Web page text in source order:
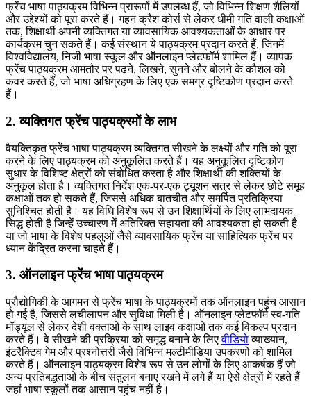
फ्रेंच भाषा पाठ्यक्रम विभिन्न प्रारूपों में उपलब्ध हैं, जो विभिन्न शिक्षण शैलियों
और उद्देश्यों को पूरा करते हैं। गहन क्रैश कोर्स से लेकर धीमी गति वाली कक्षाओं
तक, शिक्षार्थी अपनी व्यक्तिगत या व्यावसायिक आवश्यकताओं के आधार पर
कार्यक्रम चुन सकते हैं। कई संस्थान ये पाठ्यक्रम प्रदान करते हैं, जिनमें
विश्वविद्यालय, निजी भाषा स्कूल और ऑनलाइन प्लेटफॉर्म शामिल हैं। व्यापक
फ्रेंच पाठ्यक्रम आमतौर पर पढ़ने, लिखने, सुनने और बोलने के कौशल को
कवर करते हैं, जो भाषा अधिग्रहण के लिए एक समग्र दृष्टिकोण प्रदान करते
हैं।
2. व्यक्तिगत फ्रेंच पाठ्यक्रमों के लाभ
वैयक्तिकृत फ्रेंच भाषा पाठ्यक्रम व्यक्तिगत सीखने के लक्ष्यों और गति को पूरा
करने के लिए पाठ्यक्रम को अनुकूलित करते हैं। यह अनुकूलित दृष्टिकोण
सुधार के विशिष्ट क्षेत्रों को संबोधित करता है और शिक्षार्थी की शक्तियों के
अनुकूल होता है। व्यक्तिगत निर्देश एक-पर-एक ट्यूशन सत्र से लेकर छोटे समूह
कक्षाओं तक हो सकते हैं, जिससे अधिक बातचीत और समर्पित प्रतिक्रिया
सुनिश्चित होती है। यह विधि विशेष रूप से उन शिक्षार्थियों के लिए लाभदायक
सिद्ध होती है जिन्हें उच्चारण में अतिरिक्त सहायता की आवश्यकता हो सकती है
या जो भाषा के विशेष पहलुओं जैसे व्यावसायिक फ्रेंच या साहित्यिक फ्रेंच पर
ध्यान केंद्रित करना चाहते हैं।
3. ऑनलाइन फ्रेंच भाषा पाठ्यक्रम
प्रौद्योगिकी के आगमन से फ्रेंच भाषा के पाठ्यक्रमों तक ऑनलाइन पहुंच आसान
हो गई है, जिससे लचीलापन और सुविधा मिली है। ऑनलाइन प्लेटफॉर्म स्व-गति
मॉड्यूल से लेकर देशी वक्ताओं के साथ लाइव कक्षाओं तक कई विकल्प प्रदान
करते हैं। वे सीखने की प्रक्रिया को समृद्ध बनाने के लिएवीडियोव्याख्यान,
इंटरैक्टिव गेम और प्रश्नोत्तरी जैसे विभिन्न मल्टीमीडिया उपकरणों को शामिल
करते हैं। ऑनलाइन पाठ्यक्रम विशेष रूप से उन लोगों के लिए आकर्षक हैं जो
अन्य प्रतिबद्धताओं के बीच संतुलन बनाए रखने में लगे हैं या ऐसे क्षेत्रों में रहते हैं
जहां भाषा स्कूलों तक आसान पहुंच नहीं है।